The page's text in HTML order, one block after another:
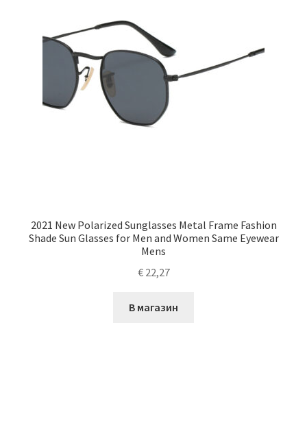
2021 New Polarized Sunglasses Metal Frame Fashion
Shade Sun Glasses for Men and Women Same Eyewear
Mens
€22,27
В магазин